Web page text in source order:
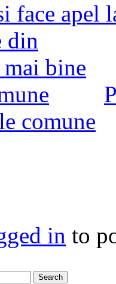
face apel
comune
in to